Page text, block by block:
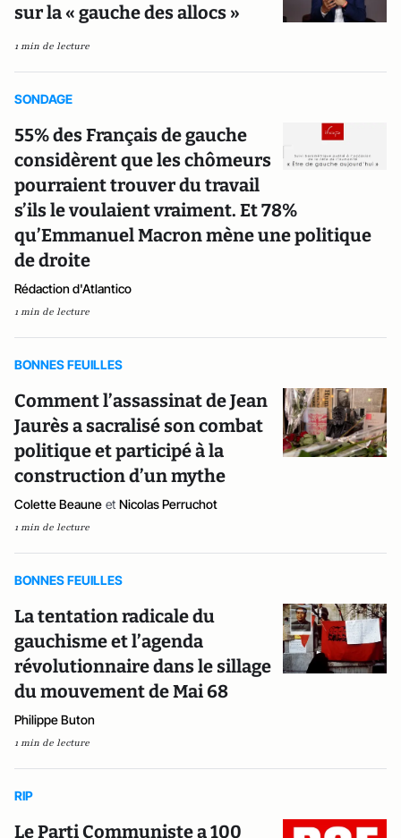
sur la « gauche des allocs »
1 min de lecture
SONDAGE
55% des Français de gauche
considèrent que les chômeurs
pourraient trouver du travail
s’ils le voulaient vraiment. Et 78%
qu’Emmanuel Macron mène une politique
de droite
Rédaction d'Atlantico
1 min de lecture
BONNES FEUILLES
Comment l’assassinat de Jean
Jaurès a sacralisé son combat
politique et participé à la
construction d’un mythe
Colette Beaune et Nicolas Perruchot
1 min de lecture
BONNES FEUILLES
La tentation radicale du
gauchisme et l’agenda
révolutionnaire dans le sillage
du mouvement de Mai 68
Philippe Buton
1 min de lecture
RIP
Le Parti Communiste a 100